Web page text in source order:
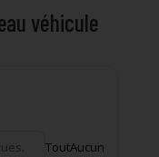
véhicule
ToutAucun